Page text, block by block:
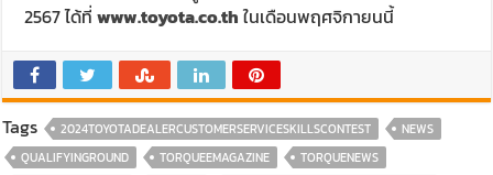
2567 ได้ที่www.toyota.co.th ในเดือนพฤศจิกายนนี้
Tags 2024TOYOTADEALERCUSTOMERSERVICESKILLSCONTEST
NEWS
QUALIFYINGROUND
TORQUEEMAGAZINE
TORQUENEWS